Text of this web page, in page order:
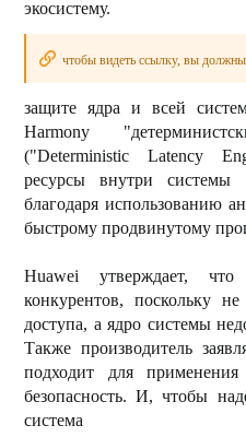
чтобы видеть ссылку, вы
защите ядра и всей
Harmony
("Deterministic Latency
ресурсы внутри системы
благодаря использованию
быстрому продвинутому
Huawei утверждает,
конкурентов, поскольку
доступа, а ядро системы
Также производитель
подходит для
безопасность. И, чтобы
система